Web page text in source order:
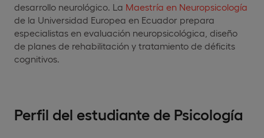
desarrollo neurológico. La Maestría en Neuropsicología
de la Universidad Europea en Ecuador prepara
especialistas en evaluación neuropsicológica, diseño
de planes de rehabilitación y tratamiento de déficits
cognitivos.
Perfil del estudiante de Psicología